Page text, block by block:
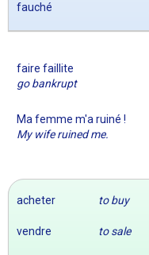
fauché
faire faillite
go bankrupt
Ma femme m'a ruiné !
My wife ruined me.
acheter to buy
vendre to sale